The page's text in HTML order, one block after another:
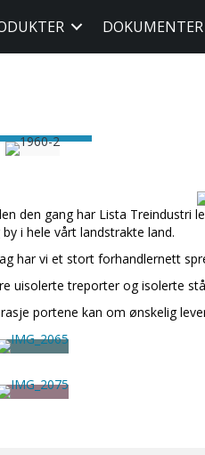
DOKUMENTER
den gang har Lista Treindustri
by i hele vårt landstrakte land.
har vi et stort forhandlernett
uisolerte treporter og isolerte
portene kan om ønskelig